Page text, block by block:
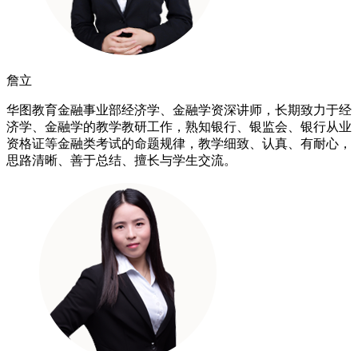
詹立
华图教育金融事业部经济学、金融学资深讲师，长期致力于经
济学、金融学的教学教研工作，熟知银行、银监会、银行从业
资格证等金融类考试的命题规律，教学细致、认真、有耐心，
思路清晰、善于总结、擅长与学生交流。